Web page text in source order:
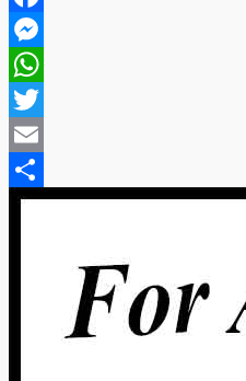
Facebook
Messenger
WhatsApp
Twitter
Email
Share